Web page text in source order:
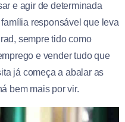
e agir de determinada
responsável que leva
sempre tido como
e vender tudo que
já começa a abalar as
bem mais por vir.